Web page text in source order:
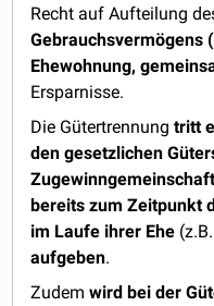
Recht auf Aufteilung
Gebrauchsvermögens
Ehewohnung,
Ersparnisse.
Die Gütertrennungtritt
den gesetzlichen
bereits zum Zeitpunkt
im Laufe ihrer Ehe
aufgeben.
Zudemwird bei der